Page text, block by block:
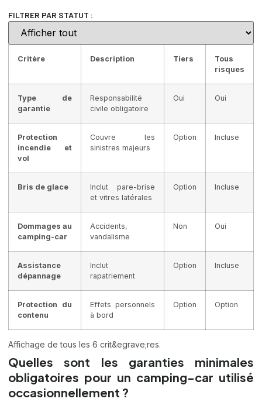
FILTRER PAR STATUT :
Critère Description Tiers
Tous
risques
Type de
garantie
Responsabilité
civile obligatoire
Oui Oui
Protection
incendie et
vol
Couvre les
sinistres majeurs
Option Incluse
Bris de glace
Inclut pare-brise
et vitres latérales
Option Incluse
Dommages au
camping-car
Accidents,
vandalisme
Non Oui
Assistance
dépannage
Inclut
rapatriement
Option Incluse
Protection du
contenu
Effets personnels
à bord
Option Option
Affichage de tous les 6 crit&egrave;res.
Quelles sont les garanties minimales
obligatoires pour un camping-car utilisé
occasionnellement ?